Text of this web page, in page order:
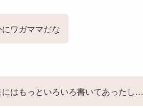
ワガママだな
はもっといろいろ書いてあったし…